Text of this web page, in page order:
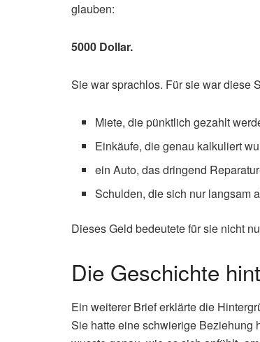
glauben:
5000 Dollar.
Sie war sprachlos. Für sie war diese
Miete, die pünktlich gezahlt
Einkäufe, die genau kalkuliert
ein Auto, das dringend
Schulden, die sich nur langsam
Dieses Geld bedeutete für sie nicht
Die Geschichte
Ein weiterer Brief erklärte die
Sie hatte eine schwierige Beziehung